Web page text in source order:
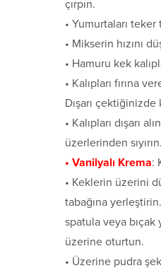
çırpın.
• Yumurtaları teker
• Mikserin hızını
• Hamuru kek
• Kalıpları fırına
Dışarı çektiğinizde
• Kalıpları dışarı
üzerlerinden
• Vanilyalı Krema:
• Keklerin üzerini
tabağına
spatula veya bıçak
üzerine oturtun.
• Üzerine pudra